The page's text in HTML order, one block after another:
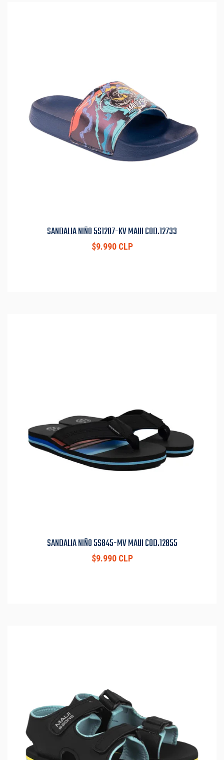
SANDALIA NIÑO 5S1207-KV MAUI COD.12733
$9.990 CLP
SANDALIA NIÑO 5S845-MV MAUI COD.12855
$9.990 CLP